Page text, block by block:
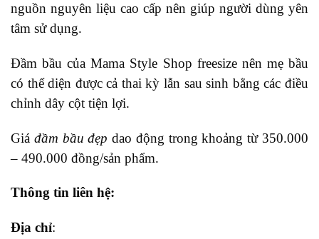
nguồn nguyên liệu cao cấp nên giúp người dùng yên
tâm sử dụng.
Đầm bầu của Mama Style Shop freesize nên mẹ bầu
có thể diện được cả thai kỳ lẫn sau sinh bằng các điều
chỉnh dây cột tiện lợi.
Giá đầm bầu đẹp dao động trong khoảng từ 350.000
– 490.000 đồng/sản phẩm.
Thông tin liên hệ:
Địa chỉ: